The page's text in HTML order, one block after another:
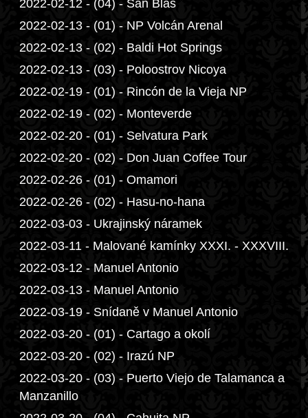
2022-02-12 - (04) - San Blas
2022-02-13 - (01) - NP Volcán Arenal
2022-02-13 - (02) - Baldi Hot Springs
2022-02-13 - (03) - Poloostrov Nicoya
2022-02-19 - (01) - Rincón de la Vieja NP
2022-02-19 - (02) - Monteverde
2022-02-20 - (01) - Selvatura Park
2022-02-20 - (02) - Don Juan Coffee Tour
2022-02-26 - (01) - Omamori
2022-02-26 - (02) - Hasu-no-hana
2022-03-03 - Ukrajinský náramek
2022-03-11 - Malované kamínky XXXI. - XXXVIII.
2022-03-12 - Manuel Antonio
2022-03-13 - Manuel Antonio
2022-03-19 - Snídaně v Manuel Antonio
2022-03-20 - (01) - Cartago a okolí
2022-03-20 - (02) - Irazú NP
2022-03-20 - (03) - Puerto Viejo de Talamanca a
Manzanillo